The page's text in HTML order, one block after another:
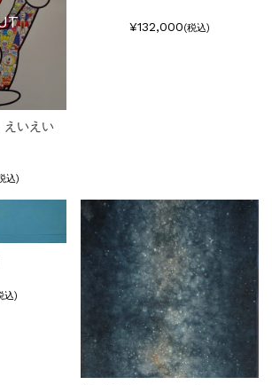
えいえい
込)
¥132,000(税込)
込)